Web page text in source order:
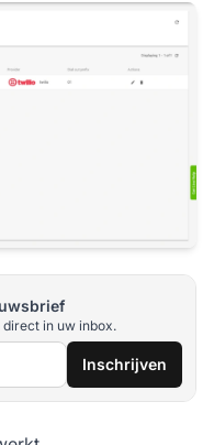
in uw inbox.
Inschrijven